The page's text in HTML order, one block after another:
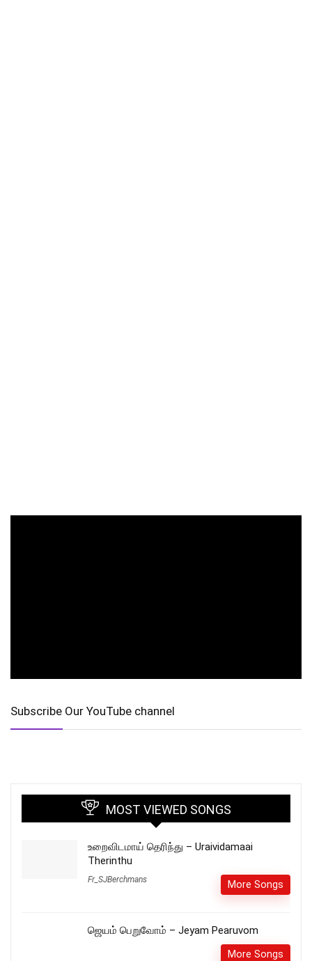
Subscribe Our YouTube channel
MOST VIEWED SONGS
உறைவிடமாய் தெரிந்து – Uraividamaai
Therinthu
Fr_SJBerchmans More Songs
ஜெயம் பெறுவோம் – Jeyam Pearuvom
More Songs